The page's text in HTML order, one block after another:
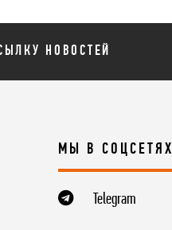
НОВОСТЕЙ
МЫ В СОЦСЕТЯХ
Telegram